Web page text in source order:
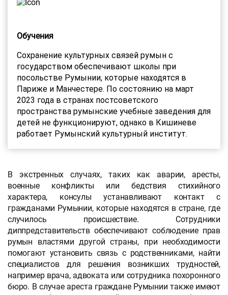
Обучения
Сохранение культурных связей румын с
государством обеспечивают школы при
посольстве Румынии, которые находятся в
Париже и Манчестере. По состоянию на март
2023 года в странах постсоветского
пространства румынские учебные заведения для
детей не функционируют, однако в Кишиневе
работает Румынский культурный институт.
В экстренных случаях, таких как аварии, аресты,
военные конфликты или бедствия стихийного
характера, консулы устанавливают контакт с
гражданами Румынии, которые находятся в стране, где
случилось происшествие. Сотрудники
диппредставительств обеспечивают соблюдение прав
румын властями другой страны, при необходимости
помогают установить связь с родственниками, найти
специалистов для решения возникших трудностей,
например врача, адвоката или сотрудника похоронного
бюро. В случае ареста граждане Румынии также имеют